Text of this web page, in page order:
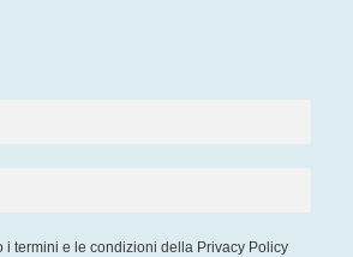
i termini e le condizioni della Privacy Policy